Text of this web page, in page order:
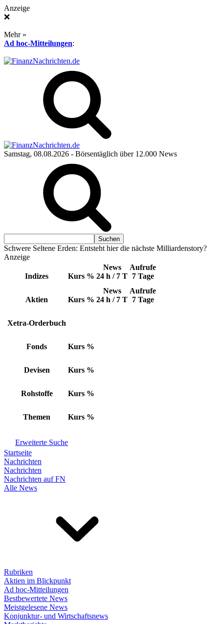
Anzeige
❌
Mehr »
Ad hoc-Mitteilungen:
Samstag, 08.08.2026 - Börsentäglich über 12.000 News
Schwere Seltene Erden: Entsteht hier die nächste Milliardenstory?
Anzeige
Indizes Kurs %
News
24 h / 7 T
Aufrufe
7 Tage
Aktien Kurs %
News
24 h / 7 T
Aufrufe
7 Tage
Xetra-Orderbuch
Fonds Kurs %
Devisen Kurs %
Rohstoffe Kurs %
Themen Kurs %
Erweiterte Suche
Startseite
Nachrichten
Nachrichten
Nachrichten auf FN
Alle News
Rubriken
Aktien im Blickpunkt
Ad hoc-Mitteilungen
Bestbewertete News
Meistgelesene News
Konjunktur- und Wirtschaftsnews